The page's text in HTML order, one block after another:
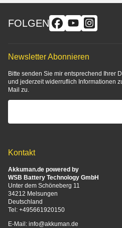
FOLGEN
Newsletter Abonnieren
Bitte senden Sie mir entsprechend Ihrer
und jederzeit widerruflich Informationen
Mail zu.
E-Mail-Adresse
Kontakt
Akkuman.de powered by
WSB Battery Technology GmbH
Unter dem Schöneberg 11
34212 Melsungen
Deutschland
Tel: +495661920150
E-Mail: info@akkuman.de